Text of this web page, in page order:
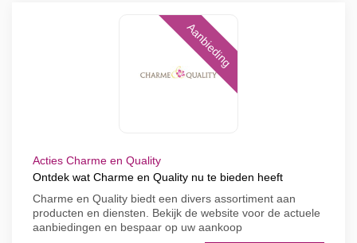
Aanbieding
Acties Charme en Quality
Ontdek wat Charme en Quality nu te bieden heeft
Charme en Quality biedt een divers assortiment aan
producten en diensten. Bekijk de website voor de actuele
aanbiedingen en bespaar op uw aankoop